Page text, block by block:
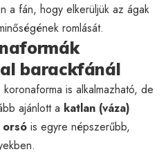
a fán, hogy elkerüljük az ágak
romlását.
barackfánál
is alkalmazható, de
ajánlott a katlan (váza)
orsó is egyre népszerűbb,